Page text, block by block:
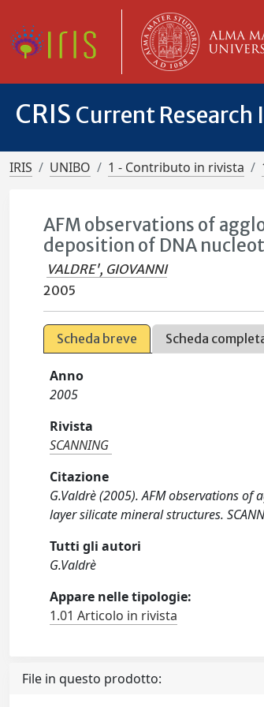
CRIS Current
IRIS UNIBO 1 - Contributo in rivista
AFM observations of
deposition of DNA
VALDRE', GIOVANNI
2005
Scheda breve Scheda
Anno
2005
Rivista
SCANNING
Citazione
G.Valdrè (2005). AFM observations
layer silicate mineral structures.
Tutti gli autori
G.Valdrè
Appare nelle tipologie:
1.01 Articolo in rivista
File in questo prodotto: